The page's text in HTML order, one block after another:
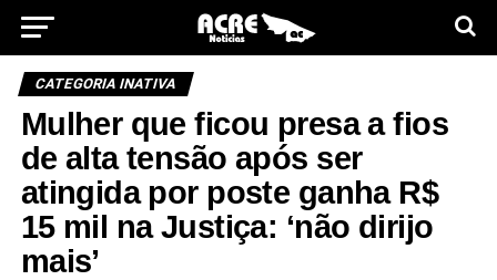
CATEGORIA INATIVA
Mulher que ficou presa a fios
de alta tensão após ser
atingida por poste ganha R$
15 mil na Justiça: ‘não dirijo
mais’